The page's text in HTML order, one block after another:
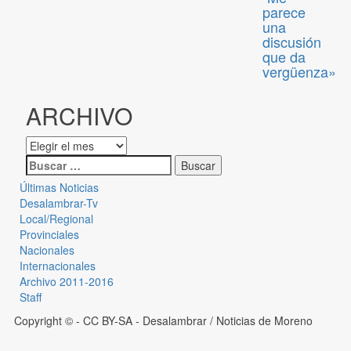
parece
una
discusión
que da
vergüenza»
ARCHIVO
Últimas Noticias
Desalambrar-Tv
Local/Regional
Provinciales
Nacionales
Internacionales
Archivo 2011-2016
Staff
Copyright © - CC BY-SA - Desalambrar / Noticias de Moreno